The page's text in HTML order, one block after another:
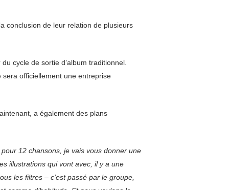
conclusion de leur relation de plusieurs
cycle de sortie d’album traditionnel.
officiellement une entreprise
a également des plans
12 chansons, je vais vous donner une
illustrations qui vont avec, il y a une
les filtres – c’est passé par le groupe,